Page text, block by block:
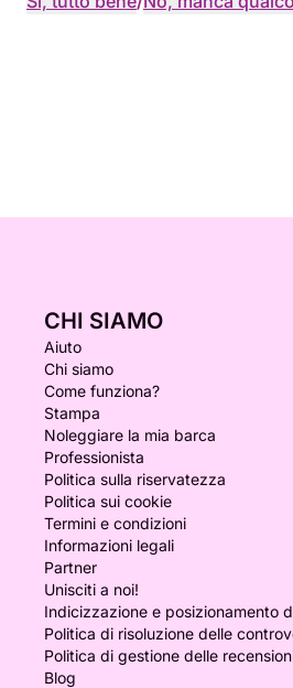
CHI SIAMO
Aiuto
Chi siamo
Come funziona?
Stampa
Noleggiare la mia barca
Professionista
Politica sulla riservatezza
Politica sui cookie
Termini e condizioni
Informazioni legali
Partner
Unisciti a noi!
Indicizzazione e posizionamento
Politica di risoluzione delle
Politica di gestione delle
Blog